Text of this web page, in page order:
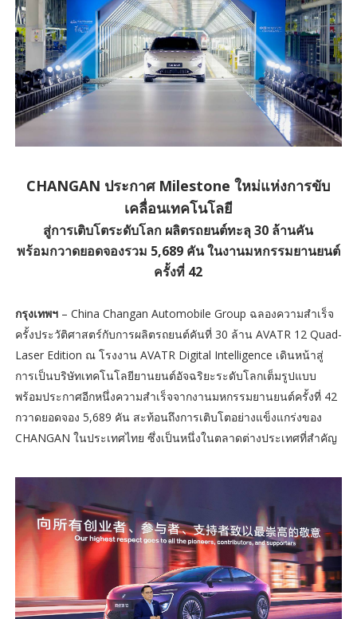
CHANGAN ประกาศ Milestone ใหม่แห่งการขับ
เคลื่อนเทคโนโลยี
สู่การเติบโตระดับโลก ผลิตรถยนต์ทะลุ 30 ล้านคัน
พร้อมกวาดยอดจองรวม 5,689 คัน ในงานมหกรรมยานยนต์
ครั้งที่ 42
กรุงเทพฯ– China Changan Automobile Group ฉลองความสำเร็จ
ครั้งประวัติศาสตร์กับการผลิตรถยนต์คันที่ 30 ล้าน AVATR 12 Quad-
Laser Edition ณ โรงงาน AVATR Digital Intelligence เดินหน้าสู่
การเป็นบริษัทเทคโนโลยียานยนต์อัจฉริยะระดับโลกเต็มรูปแบบ
พร้อมประกาศอีกหนึ่งความสำเร็จจากงานมหกรรมยานยนต์ครั้งที่ 42
กวาดยอดจอง 5,689 คัน สะท้อนถึงการเติบโตอย่างแข็งแกร่งของ
CHANGAN ในประเทศไทย ซึ่งเป็นหนึ่งในตลาดต่างประเทศที่สำคัญ